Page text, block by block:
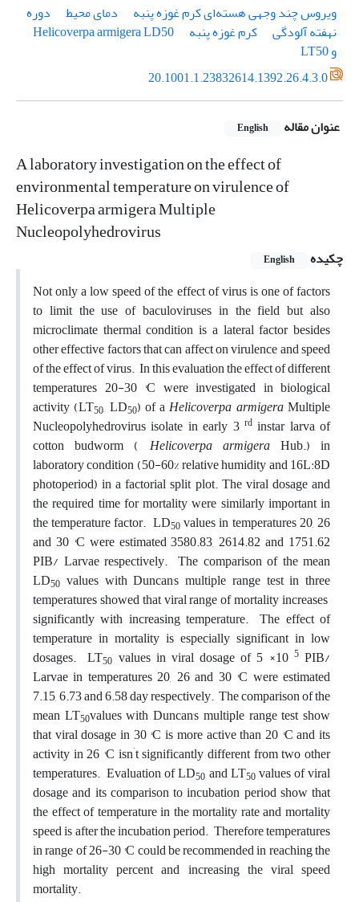
ویروس چند وجهی هسته‌ای کرم غوزه پنبه
دمای محیط
دوره
نهفته آلودگی
کرم غوزه پنبه Helicoverpa armigeraLD50
و LT50
20.1001.1.23832614.1392.26.4.3.0
عنوان مقاله English
A laboratory investigation on the effect of
environmental temperature on virulence of
Helicoverpa armigera Multiple
Nucleopolyhedrovirus
چکیده English
Not only a low speed of the effect of virus is one of factors
to limit the use of baculoviruses in the field but also
microclimate thermal condition is a lateral factor besides
other effective factors that can affect on virulence and speed
of the effect of virus. In this evaluation the effect of different
temperatures 20-30 °C were investigated in biological
activity (LT50, LD50) of aHelicoverpa armigeraMultiple
Nucleopolyhedrovirus isolate in early 3 rdinstar larva of
cotton budworm ( Helicoverpa armigera Hub.) in
laboratory condition (50-60% relative humidity and 16L:8D
photoperiod) in a factorial split plot. The viral dosage and
the required time for mortality were similarly important in
the temperature factor. LD50values in temperatures 20, 26
and 30 °C were estimated 3580.83, 2614.82 and 1751.62
PIB/ Larvae respectively. The comparison of the mean
LD50 values with Duncan,s multiple range test in three
temperatures showed that viral range of mortality increases
significantly with increasing temperature. The effect of
temperature in mortality is especially significant in low
dosages. LT50 values in viral dosage of 5 ×10 5PIB/
Larvae in temperatures 20, 26 and 30 °C were estimated
7.15, 6.73 and 6.58 day respectively. The comparison of the
mean LT50values with Duncan,s multiple range test show
that viral dosage in 30 °C is more active than 20 °C and its
activity in 26 °C isn’t significantly different from two other
temperatures. Evaluation of LD50 and LT50values of viral
dosage and its comparison to incubation period show that
the effect of temperature in the mortality rate and mortality
speed is after the incubation period. Therefore temperatures
in range of 26-30 °C could be recommended in reaching the
high mortality percent and increasing the viral speed
mortality.